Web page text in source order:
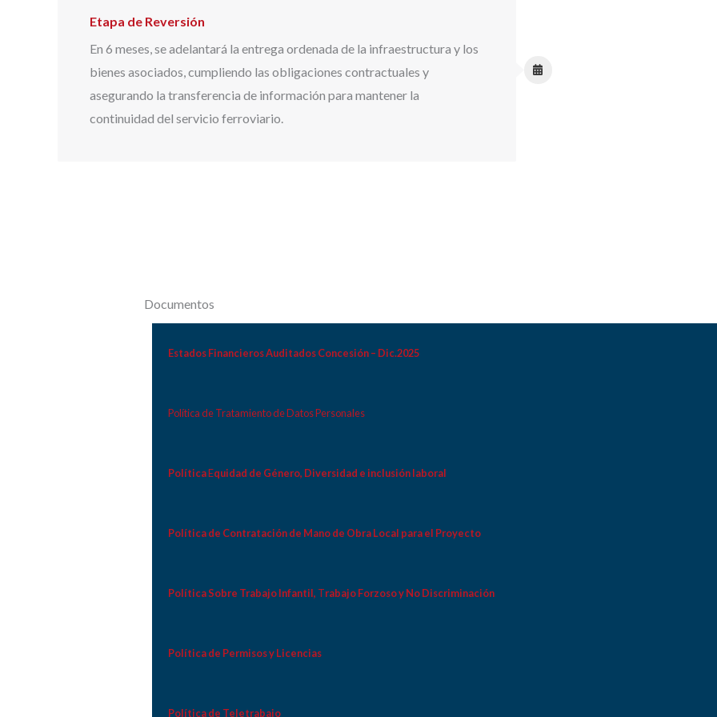
Etapa de Reversión
En 6 meses, se adelantará la entrega ordenada de la infraestructura y los
bienes asociados, cumpliendo las obligaciones contractuales y
asegurando la transferencia de información para mantener la
continuidad del servicio ferroviario.
Documentos
Estados Financieros Auditados Concesión – Dic.2025
Política de Tratamiento de Datos Personales
PolíticaEquidad de Género, Diversidad e inclusión laboral
Política de Contratación de Mano de Obra Local para el Proyecto
Política Sobre Trabajo Infantil, Trabajo Forzoso y No Discriminación
Política de Permisos y Licencias
Política de Teletrabajo